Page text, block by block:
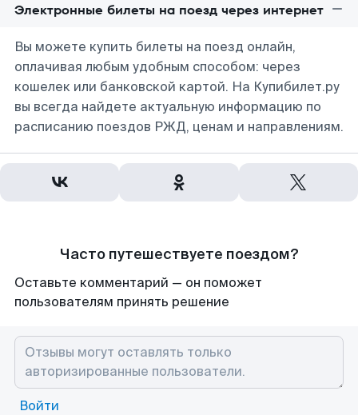
Электронные билеты на поезд через интернет
Вы можете купить билеты на поезд онлайн,
оплачивая любым удобным способом: через
кошелек или банковской картой. На Купибилет.ру
вы всегда найдете актуальную информацию по
расписанию поездов РЖД, ценам и направлениям.
Часто путешествуете поездом?
Оставьте комментарий — он поможет
пользователям принять решение
Войти